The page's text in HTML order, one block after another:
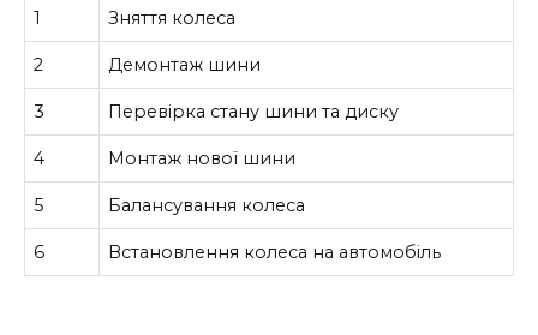
1 Зняття колеса
2 Демонтаж шини
3 Перевірка стану шини та диску
4 Монтаж нової шини
5 Балансування колеса
6 Встановлення колеса на автомобіль